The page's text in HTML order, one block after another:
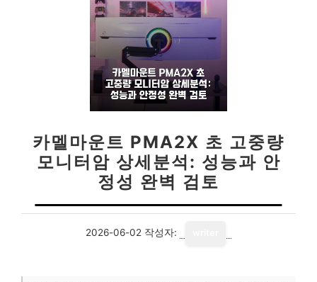
카멜마운트 PMA2X 초 고중량
모니터암 상세분석: 성능과 안
정성 완벽 검토
2026-06-02 작성자: